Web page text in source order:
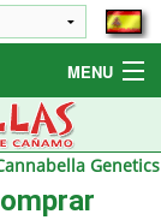
MENU
Genetics